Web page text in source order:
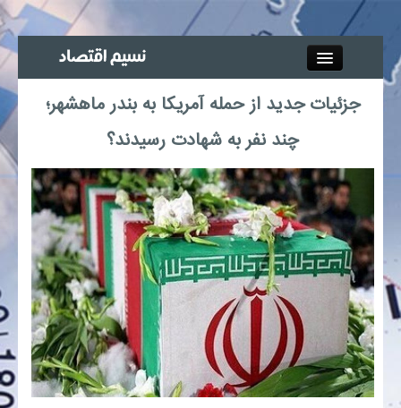
جذب خبرنگار
آگهی استخدام
پیوند‌ها
چند رسانه‌ای
اجتماعی
صنعت معدن و تجارت
بیمه و بورس
جزئیات جدید از حمله آمریکا به بندر ماهشهر؛
چند نفر به شهادت رسیدند؟